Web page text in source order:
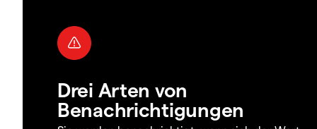
Drei Arten von
Benachrichtigungen